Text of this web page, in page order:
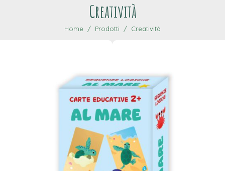
Creatività
Home Prodotti Creatività